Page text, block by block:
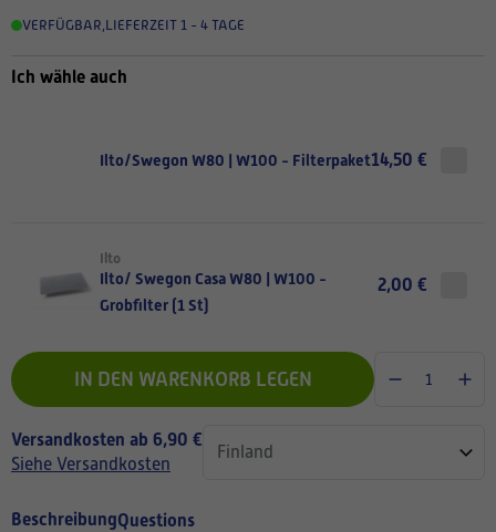
VERFÜGBAR LIEFERZEIT 1 - 4 TAGE
Ich wähle auch
Ilto/Swegon W80 | W100 - Filterpaket14,50 €
Ilto
Ilto/ Swegon Casa W80 | W100 -
Grobfilter (1 St)
2,00 €
IN DEN WARENKORB LEGEN
Versandkosten ab 6,90 €
Siehe Versandkosten
BeschreibungQuestions